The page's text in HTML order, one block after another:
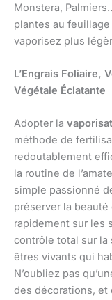
Monstera,
plantes au
vaporisez plus
L’Engrais Foliaire,
Végétale Éclatante
Adopter la
méthode de
redoutablement
la routine de
simple passionné
préserver la
rapidement sur les
contrôle total sur la
êtres vivants qui
N’oubliez pas
des décorations, et